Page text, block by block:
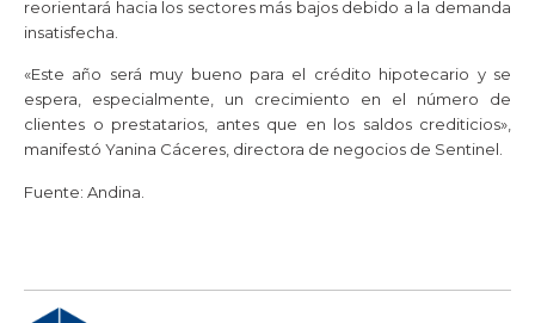
reorientará hacia los sectores más bajos debido a la demanda
insatisfecha.
«Este año será muy bueno para el crédito hipotecario y se
espera, especialmente, un crecimiento en el número de
clientes o prestatarios, antes que en los saldos crediticios»,
manifestó Yanina Cáceres, directora de negocios de Sentinel.
Fuente: Andina.